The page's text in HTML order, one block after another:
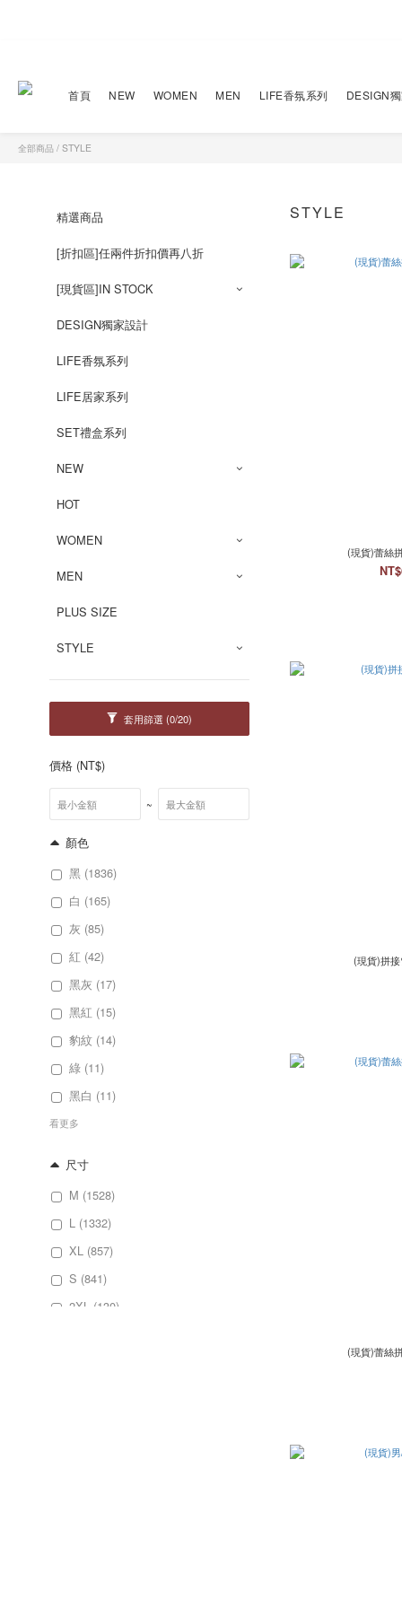
首頁 NEW WOMEN MEN LIFE香氛系列 DESIGN
全部商品 / STYLE
精選商品
[折扣區]任兩件折扣價再八折
[現貨區]IN STOCK
DESIGN獨家設計
LIFE香氛系列
LIFE居家系列
SET禮盒系列
NEW
HOT
WOMEN
MEN
PLUS SIZE
STYLE
套用篩選 (0/20)
價格 (NT$)
~
顏色
黑 (1836)
白 (165)
灰 (85)
紅 (42)
黑灰 (17)
黑紅 (15)
豹紋 (14)
綠 (11)
黑白 (11)
看更多
尺寸
M (1528)
L (1332)
XL (857)
S (841)
2XL (130)
STYLE
(現貨)蕾絲
(現貨)拼
(現貨)蕾絲